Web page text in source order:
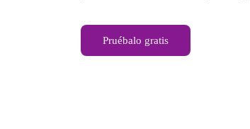
Pruébalo gratis